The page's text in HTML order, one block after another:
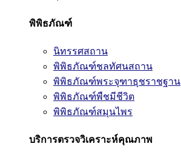
พิพิธภัณฑ์
นิทรรศสถาน
พิพิธภัณฑ์ชลทัศนสถาน
พิพิธภัณฑ์พระจุฑาธุชราชฐาน
พิพิธภัณฑ์พืชมีชีวิต
พิพิธภัณฑ์สมุนไพร
บริการตรวจวิเคราะห์คุณภาพ